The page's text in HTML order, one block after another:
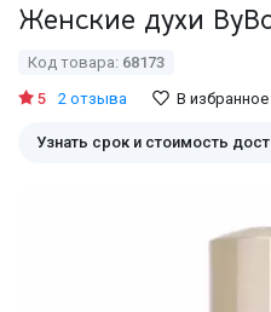
Женские духи
Код товара: 68173
5
2 отзыва В избранное
Узнать срок и стоимость